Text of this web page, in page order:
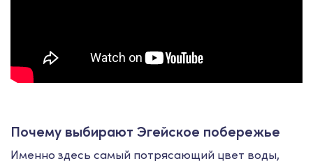
Почему выбирают Эгейское побережье
Именно здесь самый потрясающий цвет воды,